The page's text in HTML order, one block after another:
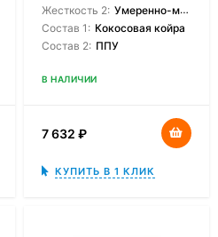
Жесткость 2: Умеренно-мягкая
Состав 1: Кокосовая койра
Состав 2: ППУ
В НАЛИЧИИ
7 632 ₽
КУПИТЬ В 1 КЛИК